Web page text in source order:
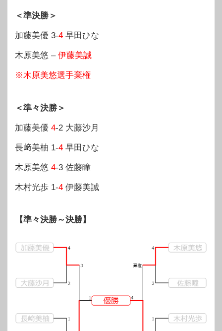
＜準決勝＞
加藤美優 3-4 早田ひな
木原美悠 – 伊藤美誠
※木原美悠選手棄権
＜準々決勝＞
加藤美優 4-2 大藤沙月
長﨑美柚 1-4 早田ひな
木原美悠 4-3 佐藤瞳
木村光歩 1-4 伊藤美誠
【準々決勝～決勝】